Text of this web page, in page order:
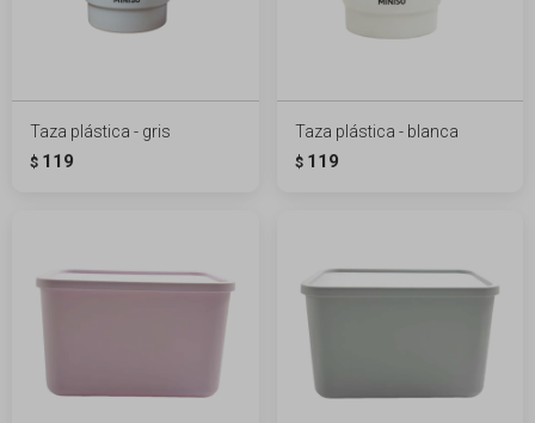
Taza plástica - gris
$ 119
Taza plástica - blanca
$ 119